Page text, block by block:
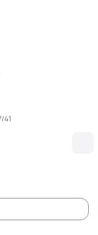
41